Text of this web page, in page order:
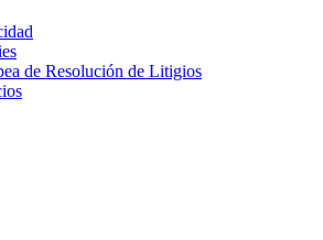
de Resolución de Litigios